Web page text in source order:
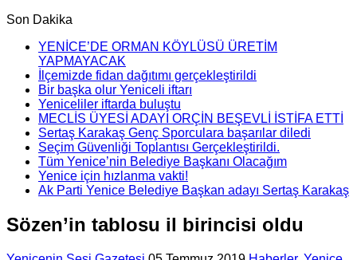
Son Dakika
YENİCE’DE ORMAN KÖYLÜSÜ ÜRETİM
YAPMAYACAK
İlçemizde fidan dağıtımı gerçekleştirildi
Bir başka olur Yeniceli iftarı
Yeniceliler iftarda buluştu
MECLİS ÜYESİ ADAYI ORÇİN BEŞEVLİ İSTİFA ETTİ
Sertaş Karakaş Genç Sporculara başarılar diledi
Seçim Güvenliği Toplantısı Gerçekleştirildi.
Tüm Yenice’nin Belediye Başkanı Olacağım
Yenice için hızlanma vakti!
Ak Parti Yenice Belediye Başkan adayı Sertaş Karakaş
Sözen’in tablosu il birincisi oldu